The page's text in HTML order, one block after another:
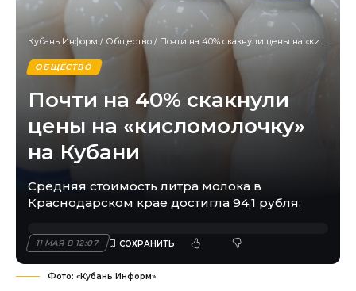
Кубань Информ / Общество / Почти на 40% скакнули цены на «кисломолочку» на Кубани
ОБЩЕСТВО
Почти на 40% скакнули
цены на «кисломолочку»
на Кубани
Средняя стоимость литра молока в
Краснодарском крае достигла 94,1 рубля.
11 МАЯ В 12:07
Фото: «Кубань Информ»